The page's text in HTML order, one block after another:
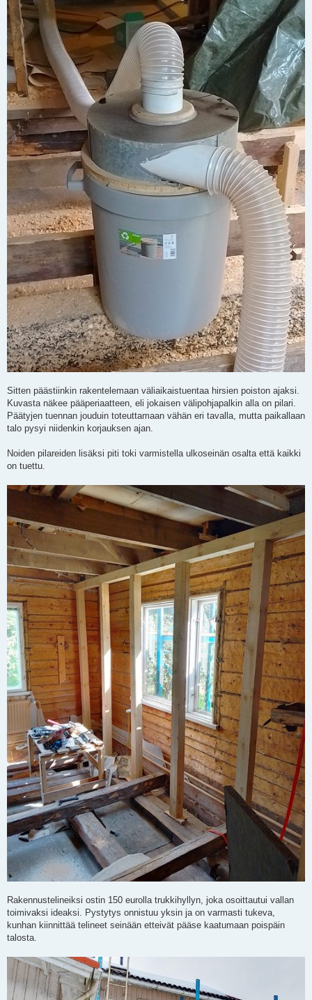
Sitten päästiinkin rakentelemaan väliaikaistuentaa hirsien poiston ajaksi.
Kuvasta näkee pääperiaatteen, eli jokaisen välipohjapalkin alla on pilari.
Päätyjen tuennan jouduin toteuttamaan vähän eri tavalla, mutta paikallaan
talo pysyi niidenkin korjauksen ajan.
Noiden pilareiden lisäksi piti toki varmistella ulkoseinän osalta että kaikki
on tuettu.
Rakennustelineiksi ostin 150 eurolla trukkihyllyn, joka osoittautui vallan
toimivaksi ideaksi. Pystytys onnistuu yksin ja on varmasti tukeva,
kunhan kiinnittää telineet seinään etteivät pääse kaatumaan poispäin
talosta.